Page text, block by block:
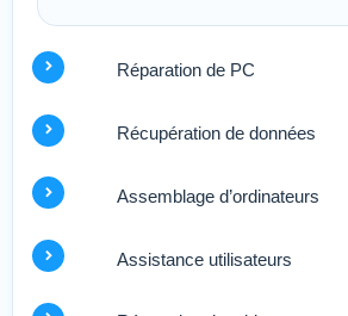
Réparation de PC
Récupération de données
Assemblage d’ordinateurs
Assistance utilisateurs